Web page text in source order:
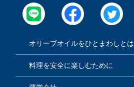
オリーブオイルをひとまわしとは
料理を安全に楽しむために